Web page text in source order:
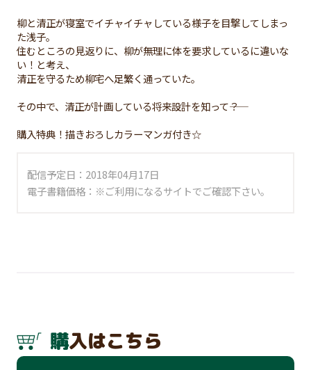
柳と清正が寝室でイチャイチャしている様子を目撃してしまっ
た浅子。
住むところの見返りに、柳が無理に体を要求しているに違いな
い！と考え、
清正を守るため柳宅へ足繁く通っていた。
その中で、清正が計画している将来設計を知って――？
購入特典！描きおろしカラーマンガ付き☆
配信予定日：2018年04月17日
電子書籍価格：※ご利用になるサイトでご確認下さい。
購入はこちら